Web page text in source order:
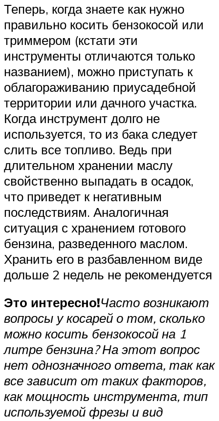
Теперь, когда знаете как нужно
правильно косить бензокосой или
триммером (кстати эти
инструменты отличаются только
названием), можно приступать к
облагораживанию приусадебной
территории или дачного участка.
Когда инструмент долго не
используется, то из бака следует
слить все топливо. Ведь при
длительном хранении маслу
свойственно выпадать в осадок,
что приведет к негативным
последствиям. Аналогичная
ситуация с хранением готового
бензина, разведенного маслом.
Хранить его в разбавленном виде
дольше 2 недель не рекомендуется
Это интересно!Часто возникают
вопросы у косарей о том, сколько
можно косить бензокосой на 1
литре бензина? На этот вопрос
нет однозначного ответа, так как
все зависит от таких факторов,
как мощность инструмента, тип
используемой фрезы и вид